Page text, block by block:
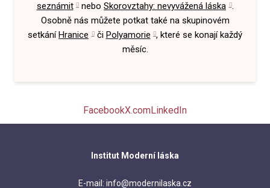
seznámit
nebo Skorovztahy: nevyvážená láska .
Osobně nás můžete potkat také na skupinovém
setkání Hranice či Polyamorie , které se konají každý
měsíc.
FacebookX.comLinkedIn
Institut Moderní láska
E-mail: info@modernilaska.cz